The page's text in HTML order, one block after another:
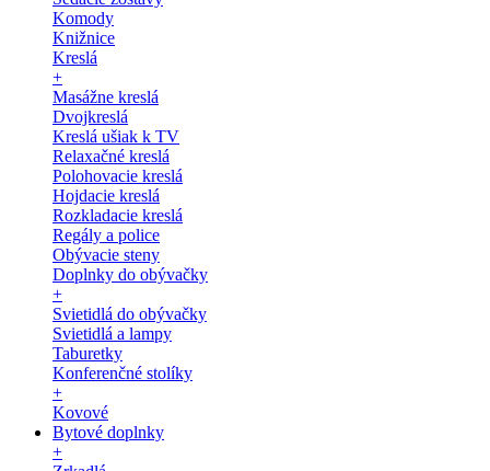
Komody
Knižnice
Kreslá
+
Masážne kreslá
Dvojkreslá
Kreslá ušiak k TV
Relaxačné kreslá
Polohovacie kreslá
Hojdacie kreslá
Rozkladacie kreslá
Regály a police
Obývacie steny
Doplnky do obývačky
+
Svietidlá do obývačky
Svietidlá a lampy
Taburetky
Konferenčné stolíky
+
Kovové
Bytové doplnky
+